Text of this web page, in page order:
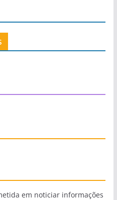
em noticiar informações